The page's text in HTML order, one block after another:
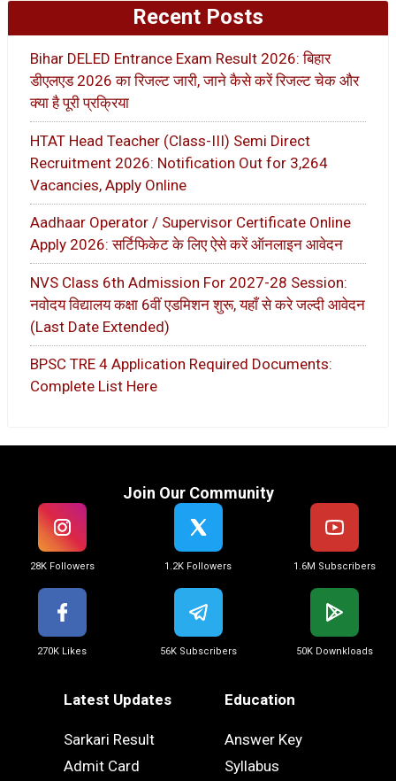
Recent Posts
Bihar DELED Entrance Exam Result 2026: बिहार
डीएलएड 2026 का रिजल्ट जारी, जाने कैसे करें रिजल्ट चेक और
क्या है पूरी प्रक्रिया
HTAT Head Teacher (Class-III) Semi Direct
Recruitment 2026: Notification Out for 3,264
Vacancies, Apply Online
Aadhaar Operator / Supervisor Certificate Online
Apply 2026: सर्टिफिकेट के लिए ऐसे करें ऑनलाइन आवेदन
NVS Class 6th Admission For 2027-28 Session:
नवोदय विद्यालय कक्षा 6वीं एडमिशन शुरू, यहाँ से करे जल्दी आवेदन
(Last Date Extended)
BPSC TRE 4 Application Required Documents:
Complete List Here
Join Our Community
28K Followers 1.2K Followers 1.6M Subscribers
270K Likes 56K Subscribers 50K Downkloads
Latest Updates
Sarkari Result
Admit Card
Education
Answer Key
Syllabus